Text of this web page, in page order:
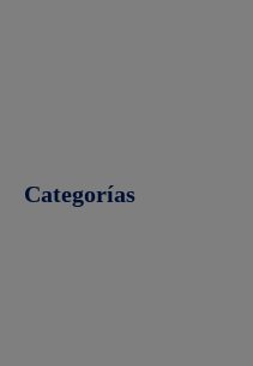
Categorías